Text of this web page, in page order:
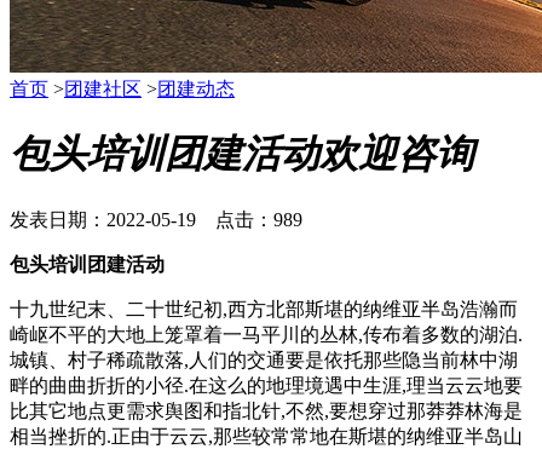
首页 >团建社区 >团建动态
包头培训团建活动欢迎咨询
发表日期：2022-05-19 点击：989
包头培训团建活动
十九世纪末、二十世纪初,西方北部斯堪的纳维亚半岛浩瀚而
崎岖不平的大地上笼罩着一马平川的丛林,传布着多数的湖泊.
城镇、村子稀疏散落,人们的交通要是依托那些隐当前林中湖
畔的曲曲折折的小径.在这么的地理境遇中生涯,理当云云地要
比其它地点更需求舆图和指北针,不然,要想穿过那莽莽林海是
相当挫折的.正由于云云,那些较常常地在斯堪的纳维亚半岛山